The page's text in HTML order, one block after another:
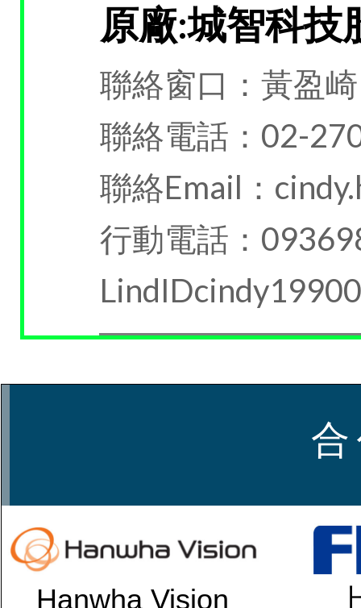
原廠:城智科技
聯絡窗口：黃盈崎
聯絡電話：02-
聯絡Email：
行動電話：
合
Hanwha Vision